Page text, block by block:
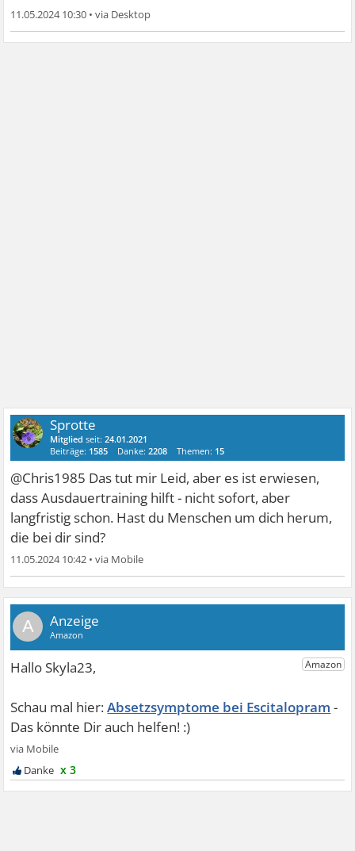
11.05.2024 10:30 •
Sprotte
Mitglied seit:24.01.2021
Beiträge: 1585 Danke:2208 Themen: 15
@Chris1985 Das tut mir Leid, aber es ist erwiesen,
dass Ausdauertraining hilft - nicht sofort, aber
langfristig schon. Hast du Menschen um dich herum,
die bei dir sind?
11.05.2024 10:42 •
A
Absetzsymptome bei Escitalopram
x 3